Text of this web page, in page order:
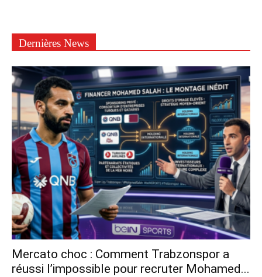
Dernières News
Mercato choc : Comment Trabzonspor a
réussi l’impossible pour recruter Mohamed...